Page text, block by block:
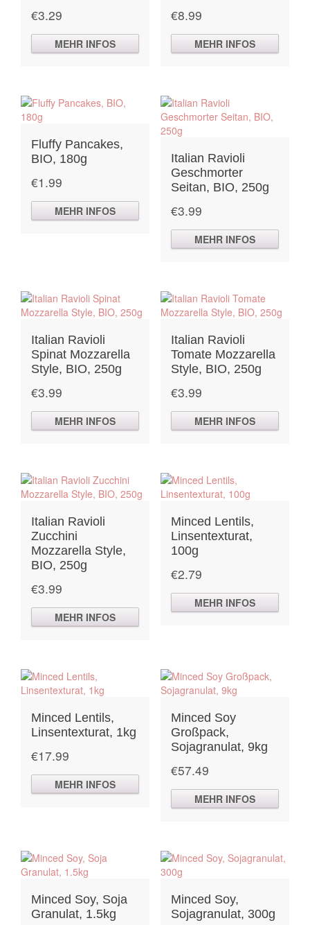
€3.29
MEHR INFOS
€8.99
MEHR INFOS
Fluffy Pancakes,
BIO, 180g
€1.99
MEHR INFOS
Italian Ravioli
Geschmorter
Seitan, BIO, 250g
€3.99
MEHR INFOS
Italian Ravioli
Spinat Mozzarella
Style, BIO, 250g
€3.99
MEHR INFOS
Italian Ravioli
Tomate Mozzarella
Style, BIO, 250g
€3.99
MEHR INFOS
Italian Ravioli
Zucchini
Mozzarella Style,
BIO, 250g
€3.99
MEHR INFOS
Minced Lentils,
Linsentexturat,
100g
€2.79
MEHR INFOS
Minced Lentils,
Linsentexturat, 1kg
€17.99
MEHR INFOS
Minced Soy
Großpack,
Sojagranulat, 9kg
€57.49
MEHR INFOS
Minced Soy, Soja
Granulat, 1.5kg
Minced Soy,
Sojagranulat, 300g